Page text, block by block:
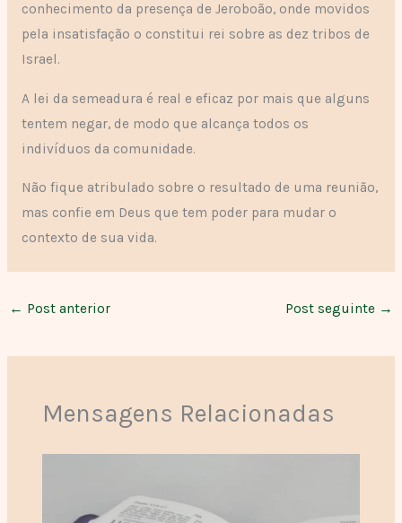
conhecimento da presença de Jeroboão, onde movidos
pela insatisfação o constitui rei sobre as dez tribos de
Israel.
A lei da semeadura é real e eficaz por mais que alguns
tentem negar, de modo que alcança todos os
indivíduos da comunidade.
Não fique atribulado sobre o resultado de uma reunião,
mas confie em Deus que tem poder para mudar o
contexto de sua vida.
← Post anterior Post seguinte →
Mensagens Relacionadas